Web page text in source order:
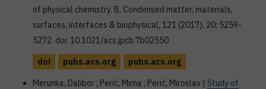
of physical chemistry. B, Condensed matter, materials,
surfaces, interfaces & biophysical, 121 (2017), 20; 5259-
5272. doi: 10.1021/acs.jpcb.7b02550
doi
pubs.acs.org
pubs.acs.org
Merunka, Dalibor ; Perić, Mirna ; Perić, Miroslav | Study of